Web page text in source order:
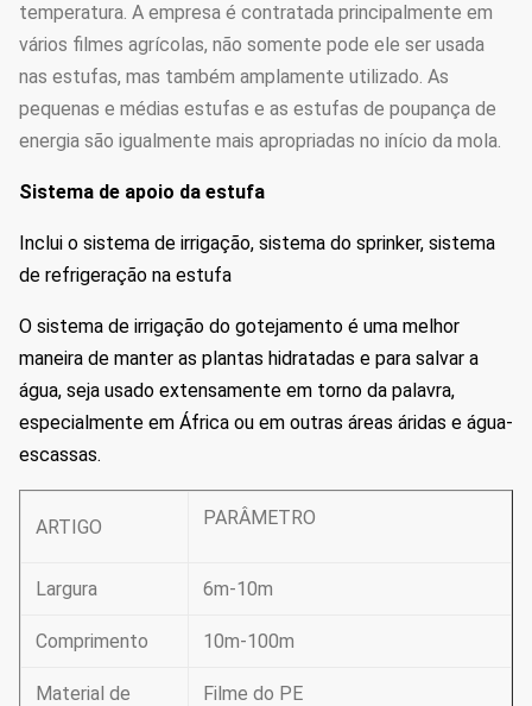
temperatura. A empresa é contratada principalmente em
vários filmes agrícolas, não somente pode ele ser usada
nas estufas, mas também amplamente utilizado. As
pequenas e médias estufas e as estufas de poupança de
energia são igualmente mais apropriadas no início da mola.
Sistema de apoio da estufa
Inclui o sistema de irrigação, sistema do sprinker, sistema
de refrigeração na estufa
O sistema de irrigação do gotejamento é uma melhor
maneira de manter as plantas hidratadas e para salvar a
água, seja usado extensamente em torno da palavra,
especialmente em África ou em outras áreas áridas e água-
escassas.
ARTIGO PARÂMETRO
Largura 6m-10m
Comprimento 10m-100m
Material de
Filme do PE